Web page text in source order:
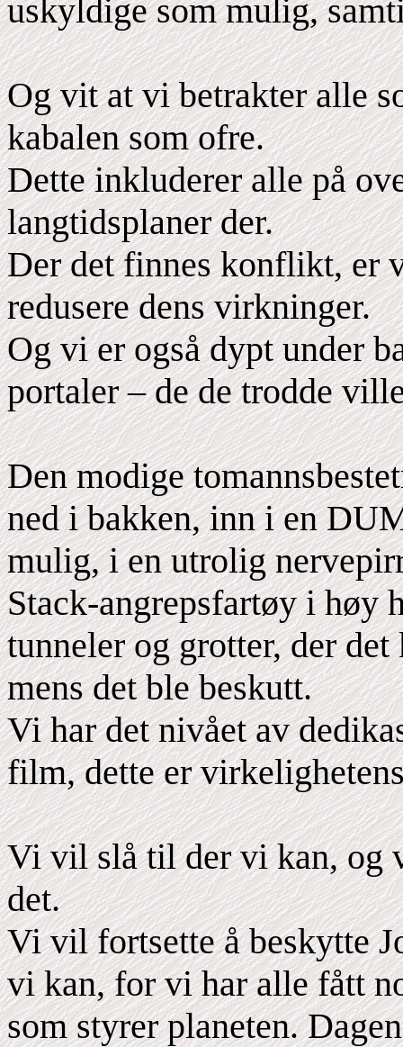
uskyldige som mulig,
Og vit at vi betrakter alle
kabalen som ofre.
Dette inkluderer alle på
langtidsplaner der.
Der det finnes konflikt, er
redusere dens virkninger.
Og vi er også dypt under
portaler – de de trodde
Den modige
ned i bakken, inn i en
mulig, i en utrolig
Stack-angrepsfartøy i høy
tunneler og grotter, der
mens det ble beskutt.
Vi har det nivået av
film, dette er
Vi vil slå til der vi kan, og
det.
Vi vil fortsette å beskytte
vi kan, for vi har alle fått
som styrer planeten.